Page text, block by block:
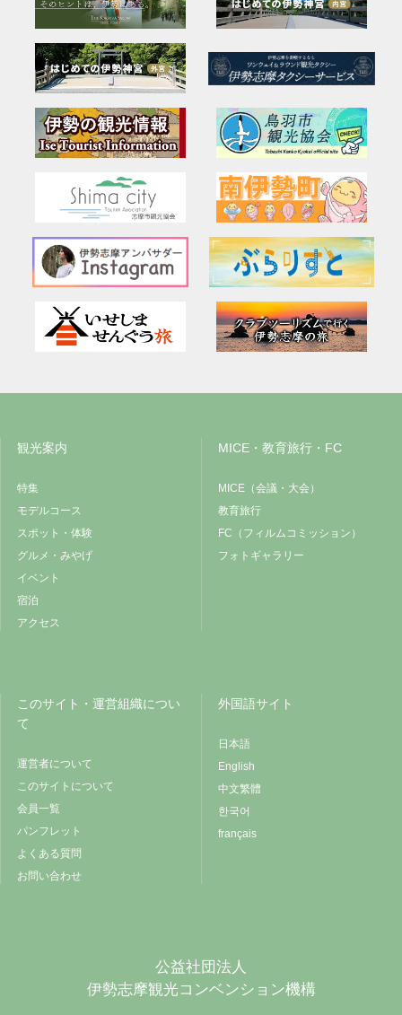
観光案内
特集
モデルコース
スポット・体験
グルメ・みやげ
イベント
宿泊
アクセス
MICE・教育旅行・FC
MICE（会議・大会）
教育旅行
FC（フィルムコミッション）
フォトギャラリー
このサイト・運営組織につい
て
運営者について
このサイトについて
会員一覧
パンフレット
よくある質問
お問い合わせ
外国語サイト
日本語
English
中文繁體
한국어
français
公益社団法人
伊勢志摩観光コンベンション機構